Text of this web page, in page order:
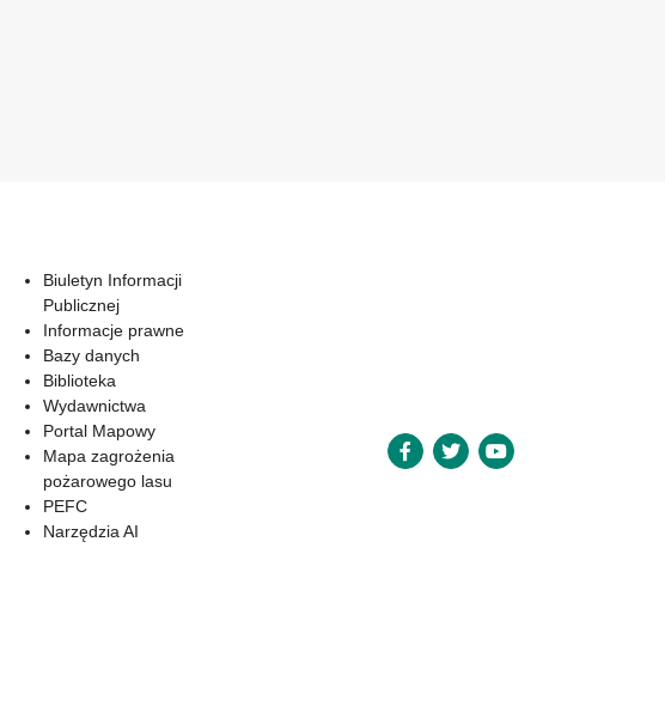
Biuletyn Informacji
Publicznej
Informacje prawne
Bazy danych
Biblioteka
Wydawnictwa
Portal Mapowy
Mapa zagrożenia
pożarowego lasu
PEFC
Narzędzia AI